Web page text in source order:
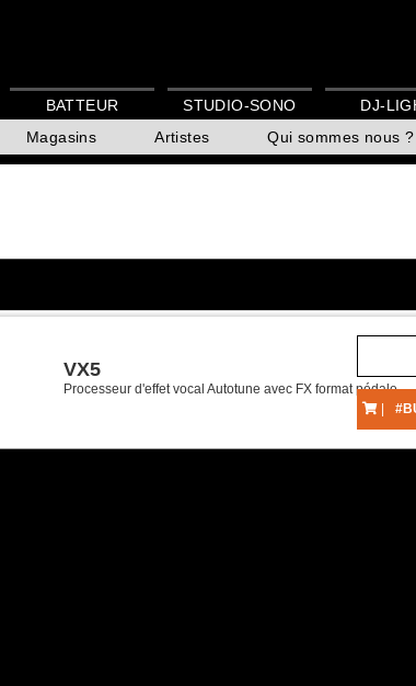
Magasins Artistes Qui sommes nous ?
BATTEUR STUDIO-SONO DJ-
VX5
Processeur d'effet vocal Autotune avec FX format pédale
|